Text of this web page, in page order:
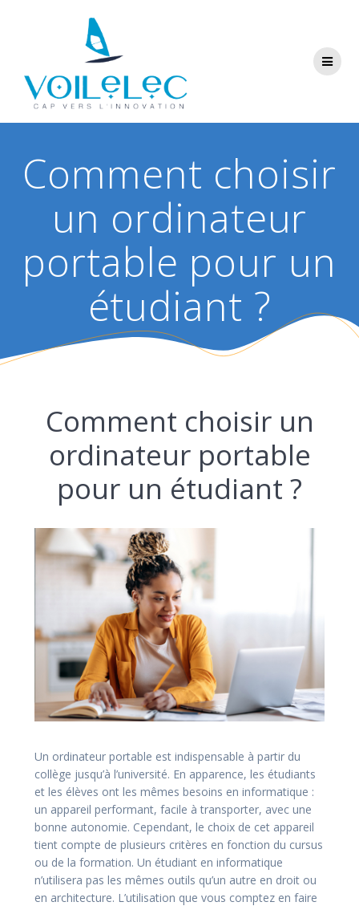
Comment choisir
un ordinateur
portable pour un
étudiant ?
Comment choisir un
ordinateur portable
pour un étudiant ?
Un ordinateur portable est indispensable à partir du
collège jusqu’à l’université. En apparence, les étudiants
et les élèves ont les mêmes besoins en informatique :
un appareil performant, facile à transporter, avec une
bonne autonomie. Cependant, le choix de cet appareil
tient compte de plusieurs critères en fonction du cursus
ou de la formation. Un étudiant en informatique
n’utilisera pas les mêmes outils qu’un autre en droit ou
en architecture. L’utilisation que vous comptez en faire